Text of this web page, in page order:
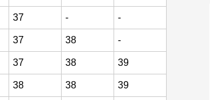
37 - -
37 38 -
37 38 39
38 38 39